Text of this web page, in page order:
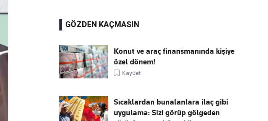
GÖZDEN KAÇMASIN
Konut ve araç finansmanında kişiye
özel dönem!
Kaydet
Sıcaklardan bunalanlara ilaç gibi
uygulama: Sizi görüp gölgeden